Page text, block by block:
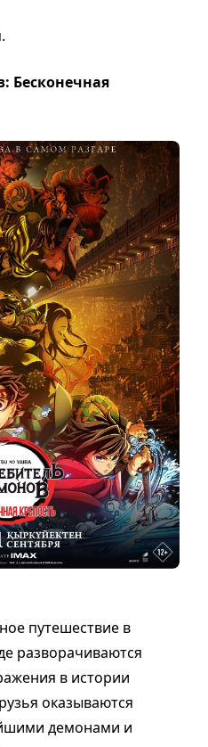
Бесконечная
путешествие в
разворачиваются
в истории
оказываются
демонами и